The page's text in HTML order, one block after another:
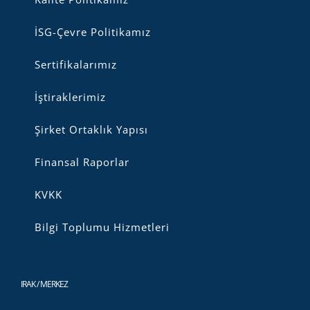
İSG-Çevre Politikamız
Sertifikalarımız
İştiraklerimiz
Şirket Ortaklık Yapısı
Finansal Raporlar
KVKK
Bilgi Toplumu Hizmetleri
IRAK / MERKEZ